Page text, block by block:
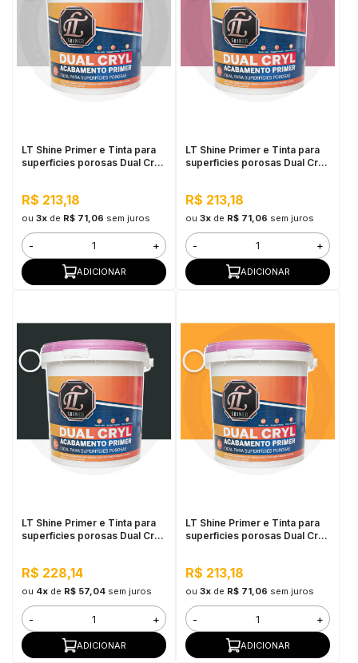
LT Shine Primer e Tinta para
superficies porosas Dual Cryl
R$ 213,18
ou 3xde R$ 71,06 sem juros
- +
ADICIONAR
LT Shine Primer e Tinta para
superficies porosas Dual Cryl
R$ 213,18
ou 3xde R$ 71,06 sem juros
- +
ADICIONAR
LT Shine Primer e Tinta para
superficies porosas Dual Cryl
R$ 228,14
ou 4xde R$ 57,04 sem juros
- +
ADICIONAR
LT Shine Primer e Tinta para
superficies porosas Dual Cryl
R$ 213,18
ou 3xde R$ 71,06 sem juros
- +
ADICIONAR